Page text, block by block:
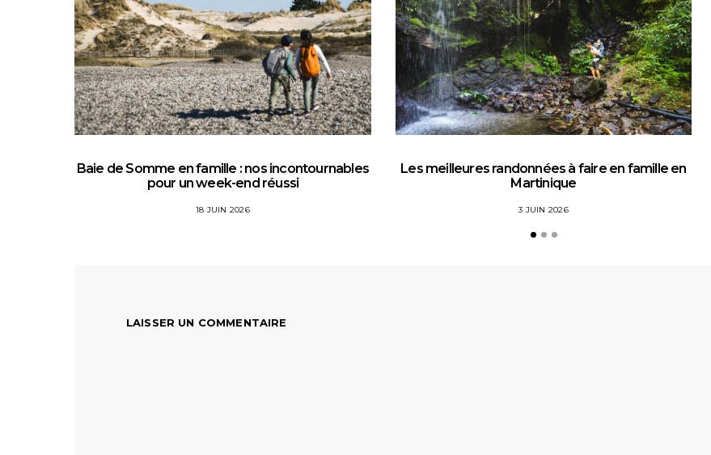
Baie de Somme en famille : nos incontournables
pour un week-end réussi
18 JUIN 2026
Les meilleures randonnées à faire en famille en
Martinique
3 JUIN 2026
LAISSER UN COMMENTAIRE